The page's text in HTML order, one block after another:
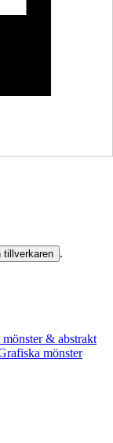
tillverkaren .
mönster & abstrakt
mönster